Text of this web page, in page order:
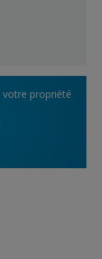
votre propriété